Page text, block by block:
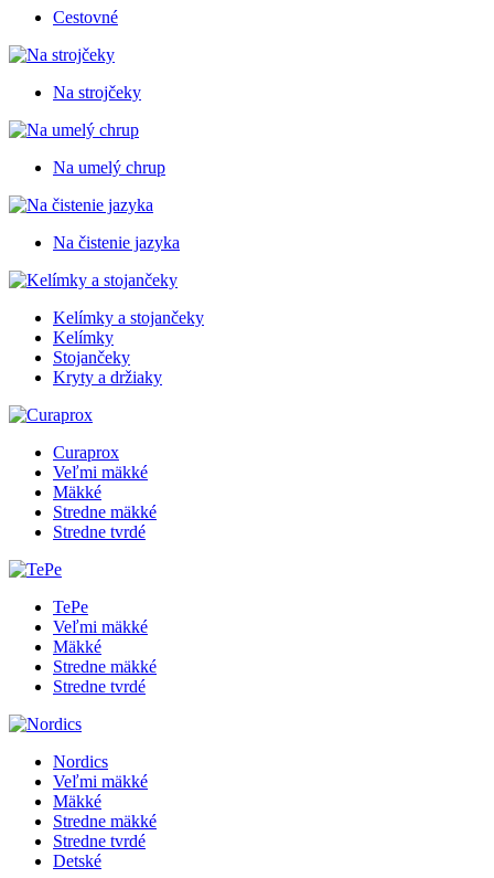
Cestovné
Na strojčeky
Na umelý chrup
Na čistenie jazyka
Kelímky a stojančeky
Kelímky
Stojančeky
Kryty a držiaky
Curaprox
Veľmi mäkké
Mäkké
Stredne mäkké
Stredne tvrdé
TePe
Veľmi mäkké
Mäkké
Stredne mäkké
Stredne tvrdé
Nordics
Veľmi mäkké
Mäkké
Stredne mäkké
Stredne tvrdé
Detské